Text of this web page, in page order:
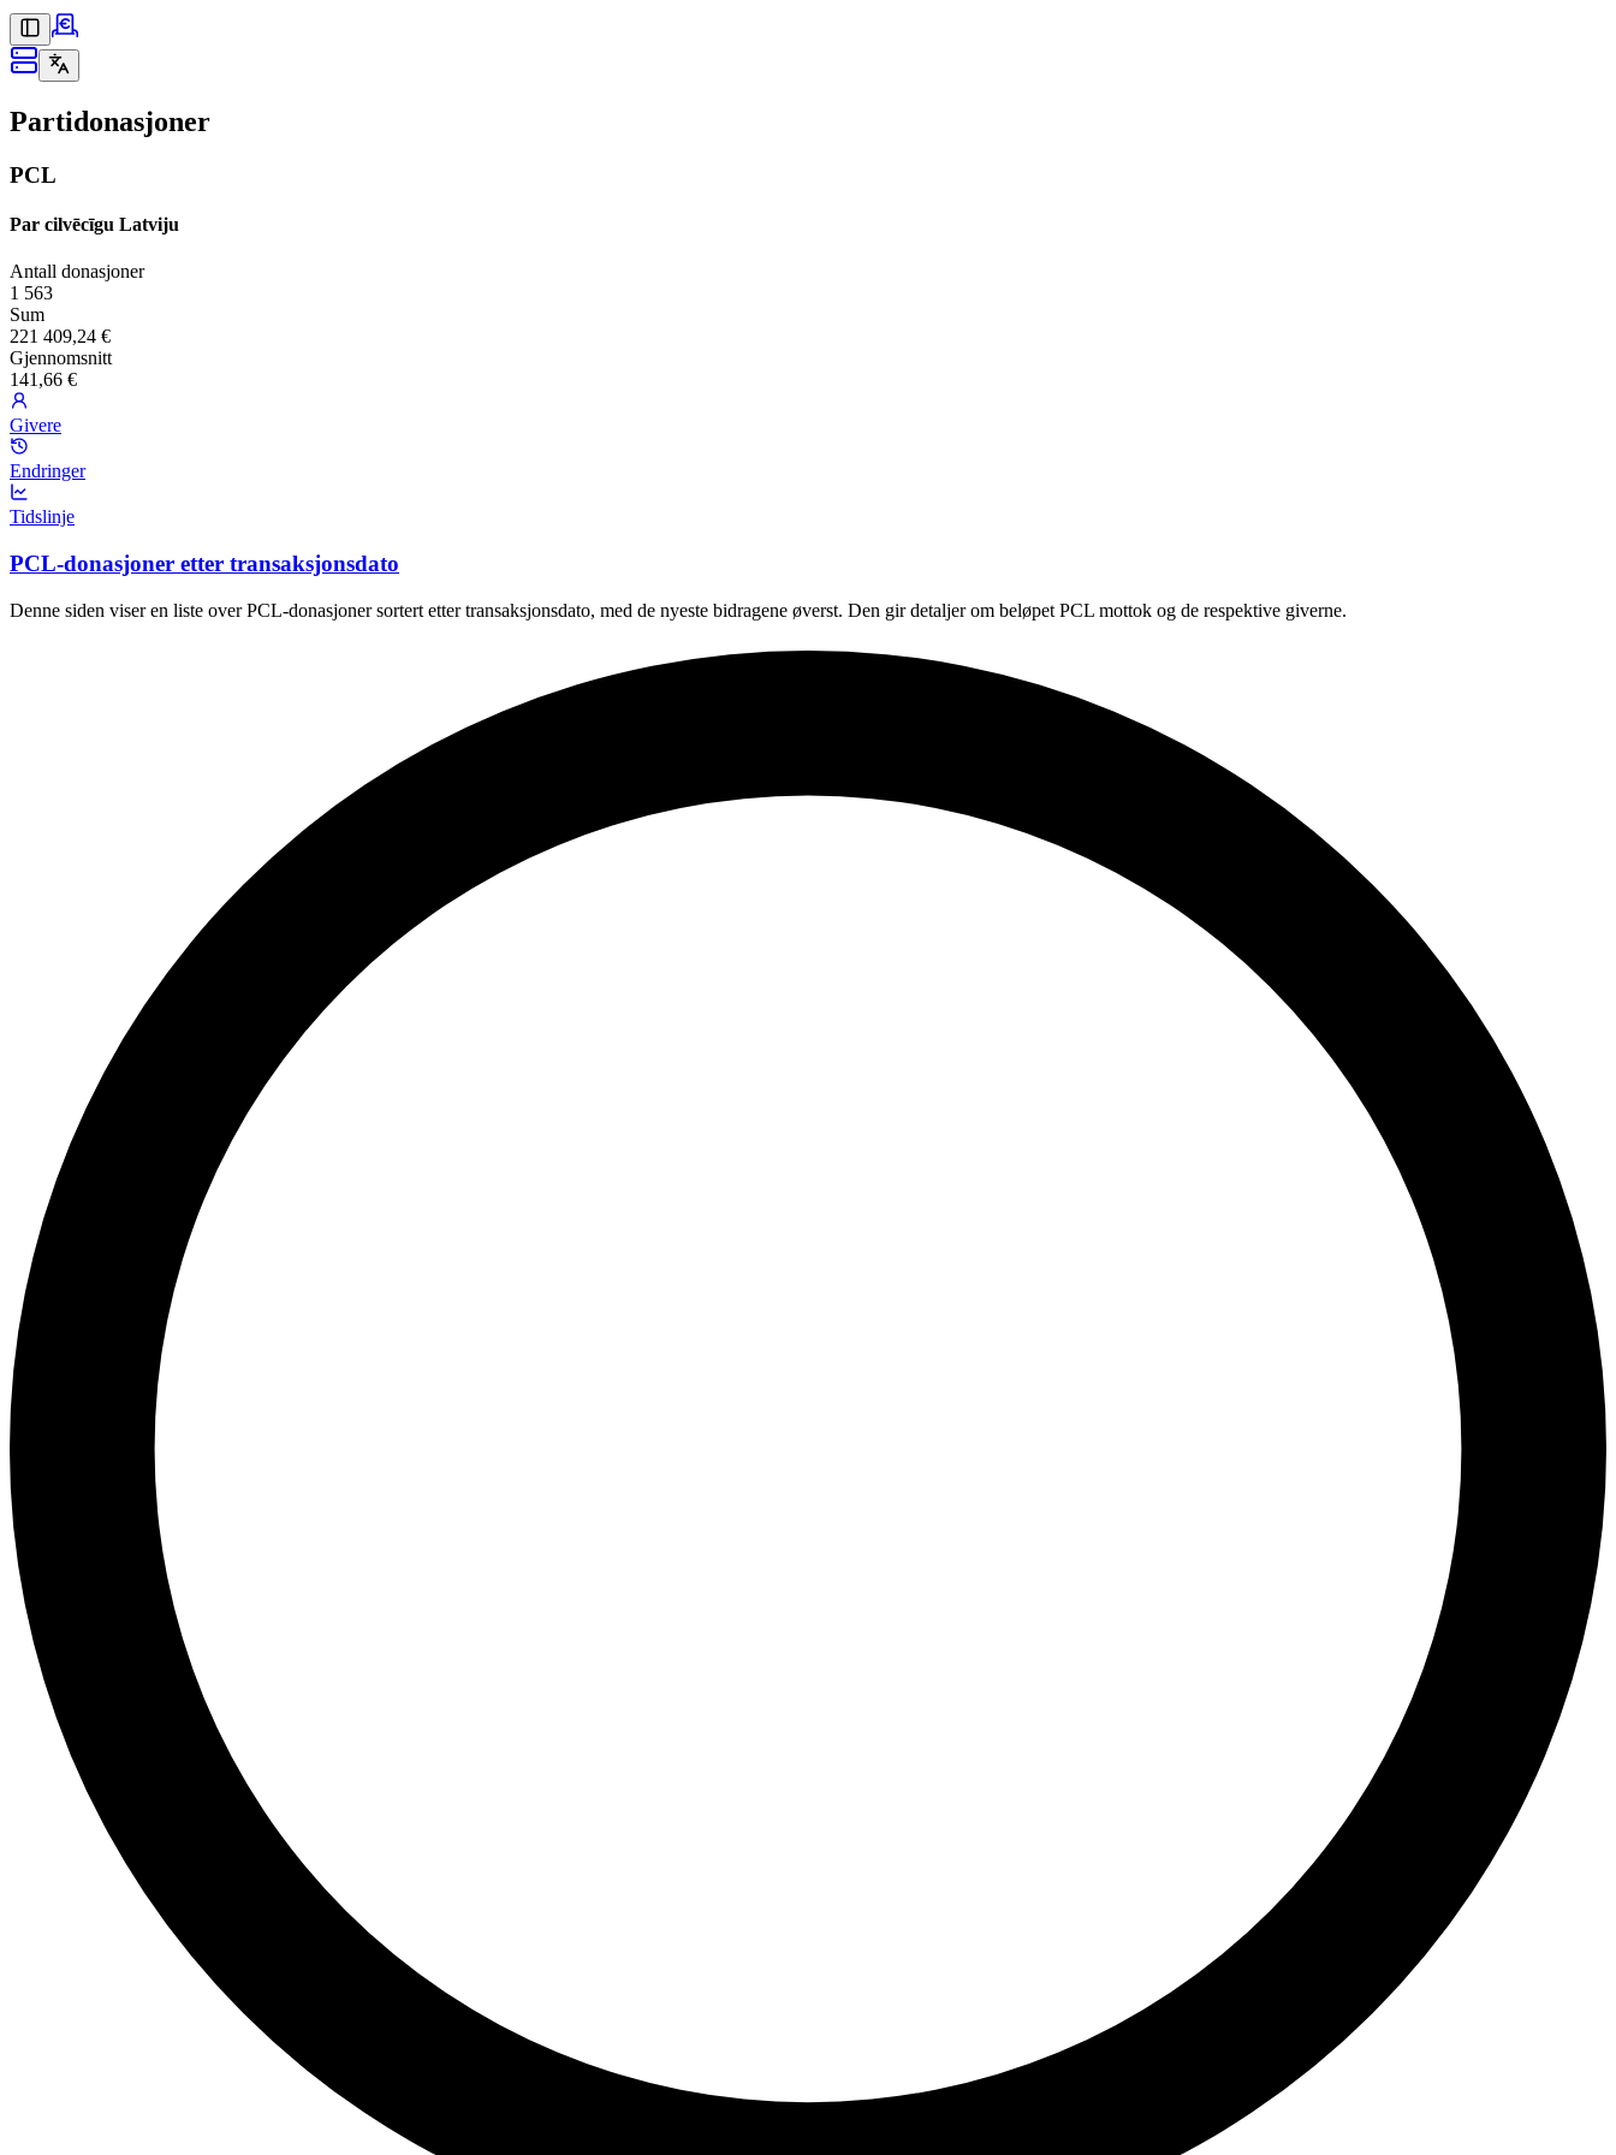
Partidonasjoner
PCL
Par cilvēcīgu Latviju
Antall donasjoner
1 563
Sum
221 409,24 €
Gjennomsnitt
141,66 €
Givere
Endringer
Tidslinje
PCL-donasjoner etter transaksjonsdato
Denne siden viser en liste over PCL-donasjoner sortert etter transaksjonsdato, med de nyeste bidragene øverst. Den gir detaljer om beløpet PCL mottok og de respektive giverne.